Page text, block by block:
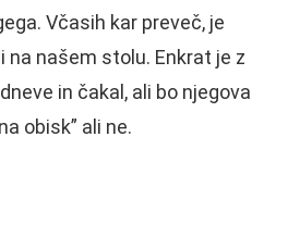
Včasih kar preveč, je
na našem stolu. Enkrat je z
in čakal, ali bo njegova
obisk” ali ne.